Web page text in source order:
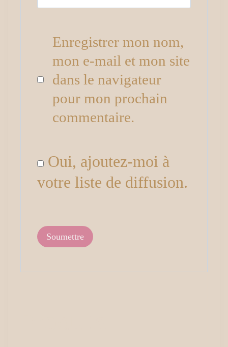
Enregistrer mon nom,
mon e-mail et mon site
dans le navigateur
pour mon prochain
commentaire.
Oui, ajoutez-moi à
votre liste de diffusion.